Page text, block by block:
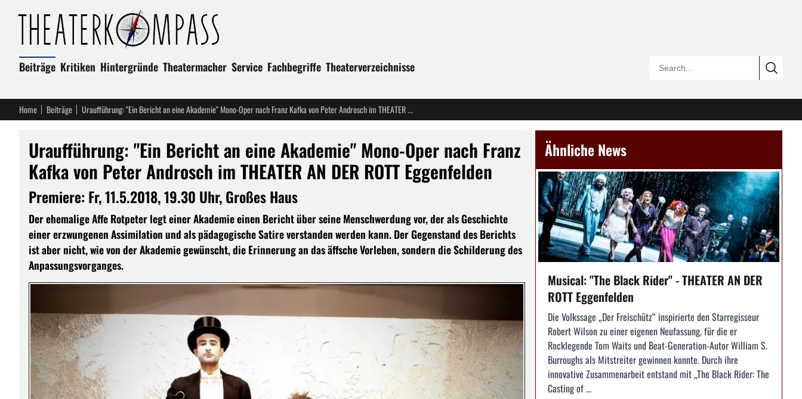
Beiträge Kritiken Hintergründe Theatermacher Service Fachbegriffe Theaterverzeichnisse
Home Beiträge Uraufführung: "Ein Bericht an eine Akademie" Mono-Oper nach Franz Kafka von Peter Androsch im THEATER AN DER ROTT Eggenfelden
Uraufführung: "Ein Bericht an eine Akademie" Mono-Oper nach Franz
Kafka von Peter Androsch im THEATER AN DER ROTT Eggenfelden
Premi­ere: Fr, 11.5.2018, 19.30 Uhr, Großes Haus
Der ehemalige Affe Rotpeter legt einer Akademie einen Bericht über seine Menschwerdung vor, der als Geschichte
einer erzwungenen Assimilation und als pädagogische Satire verstanden werden kann. Der Gegenstand des Berichts
ist aber nicht, wie von der Akademie gewünscht, die Erinnerung an das äffsche Vorleben, sondern die Schilderung des
Anpassungsvorganges.
Ähnliche News
Musical: "The Black Rider" - THEATER AN DER
ROTT Eggenfelden
Die Volkssage „Der Freischütz“ inspirierte den Starregisseur
Robert Wilson zu einer eigenen Neufassung, für die er
Rocklegende Tom Waits und Beat-Generation-Autor William S.
Burroughs als Mitstreiter gewinnen konnte. Durch ihre
innovative Zusammenarbeit entstand mit „The Black Rider: The
Casting of ...